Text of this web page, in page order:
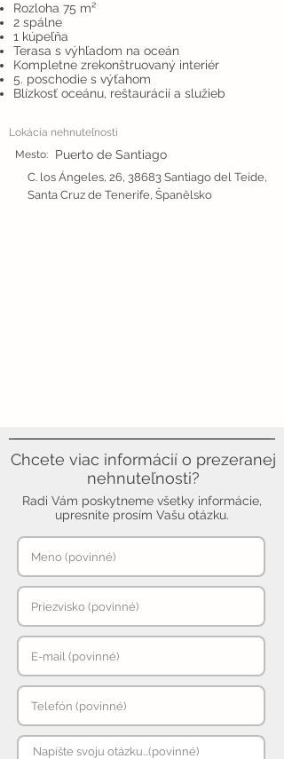
Rozloha 75 m²
2 spálne
1 kúpeľňa
Terasa s výhľadom na oceán
Kompletne zrekonštruovaný interiér
5. poschodie s výťahom
Blízkosť oceánu, reštaurácií a služieb
Lokácia nehnuteľnosti
Mesto:
Puerto de Santiago
C. los Ángeles, 26, 38683 Santiago del Teide,
Santa Cruz de Tenerife, Španělsko
Chcete viac informácií o prezeranej
nehnuteľnosti?
Radi Vám poskytneme všetky informácie,
upresnite prosím Vašu otázku.